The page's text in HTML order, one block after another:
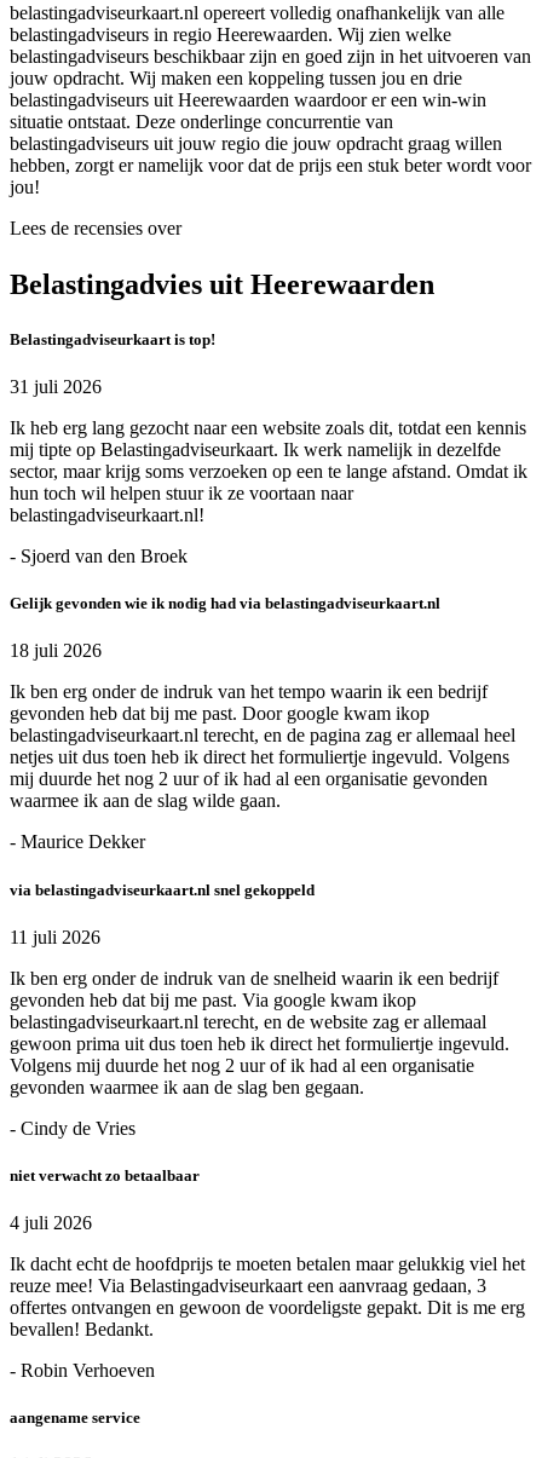
belastingadviseurkaart.nl opereert volledig onafhankelijk van alle
belastingadviseurs in regio Heerewaarden. Wij zien welke
belastingadviseurs beschikbaar zijn en goed zijn in het uitvoeren van
jouw opdracht. Wij maken een koppeling tussen jou en drie
belastingadviseurs uit Heerewaarden waardoor er een win-win
situatie ontstaat. Deze onderlinge concurrentie van
belastingadviseurs uit jouw regio die jouw opdracht graag willen
hebben, zorgt er namelijk voor dat de prijs een stuk beter wordt voor
jou!
Lees de recensies over
Belastingadvies uit Heerewaarden
Belastingadviseurkaart is top!
31 juli 2026
Ik heb erg lang gezocht naar een website zoals dit, totdat een kennis
mij tipte op Belastingadviseurkaart. Ik werk namelijk in dezelfde
sector, maar krijg soms verzoeken op een te lange afstand. Omdat ik
hun toch wil helpen stuur ik ze voortaan naar
belastingadviseurkaart.nl!
- Sjoerd van den Broek
Gelijk gevonden wie ik nodig had via belastingadviseurkaart.nl
18 juli 2026
Ik ben erg onder de indruk van het tempo waarin ik een bedrijf
gevonden heb dat bij me past. Door google kwam ikop
belastingadviseurkaart.nl terecht, en de pagina zag er allemaal heel
netjes uit dus toen heb ik direct het formuliertje ingevuld. Volgens
mij duurde het nog 2 uur of ik had al een organisatie gevonden
waarmee ik aan de slag wilde gaan.
- Maurice Dekker
via belastingadviseurkaart.nl snel gekoppeld
11 juli 2026
Ik ben erg onder de indruk van de snelheid waarin ik een bedrijf
gevonden heb dat bij me past. Via google kwam ikop
belastingadviseurkaart.nl terecht, en de website zag er allemaal
gewoon prima uit dus toen heb ik direct het formuliertje ingevuld.
Volgens mij duurde het nog 2 uur of ik had al een organisatie
gevonden waarmee ik aan de slag ben gegaan.
- Cindy de Vries
niet verwacht zo betaalbaar
4 juli 2026
Ik dacht echt de hoofdprijs te moeten betalen maar gelukkig viel het
reuze mee! Via Belastingadviseurkaart een aanvraag gedaan, 3
offertes ontvangen en gewoon de voordeligste gepakt. Dit is me erg
bevallen! Bedankt.
- Robin Verhoeven
aangename service